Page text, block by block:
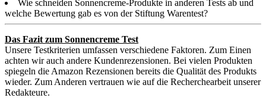
Wie schneiden Sonnencreme-Produkte in anderen Tests ab und
welche Bewertung gab es von der Stiftung Warentest?
Das Fazit zum Sonnencreme Test
Unsere Testkriterien umfassen verschiedene Faktoren. Zum Einen
achten wir auch andere Kundenrezensionen. Bei vielen Produkten
spiegeln die Amazon Rezensionen bereits die Qualität des Produkts
wieder. Zum Anderen vertrauen wie auf die Recherchearbeit unserer
Redakteure.